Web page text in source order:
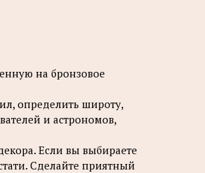
на бронзовое
определить широту,
и астрономов,
Если вы выбираете
Сделайте приятный